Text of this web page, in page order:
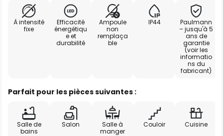
À intensité
fixe
Efficacité
énergétiqu
e et
durabilité
Ampoule
non
remplaça
ble
IP44
Paulmann
– jusqu'à 5
ans de
garantie
(voir les
informatio
ns du
fabricant)
Parfait pour les pièces suivantes :
Salle de
bains
Salon
Salle à
manger
Couloir Cuisine